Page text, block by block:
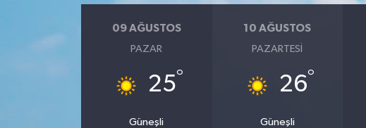
09 AĞUSTOS
PAZAR
25°
Güneşli
10 AĞUSTOS
PAZARTESI
26°
Güneşli